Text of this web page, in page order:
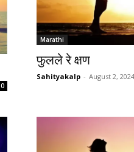
0
Marathi
फुलले रे क्षण
Sahityakalp - August 2, 2024